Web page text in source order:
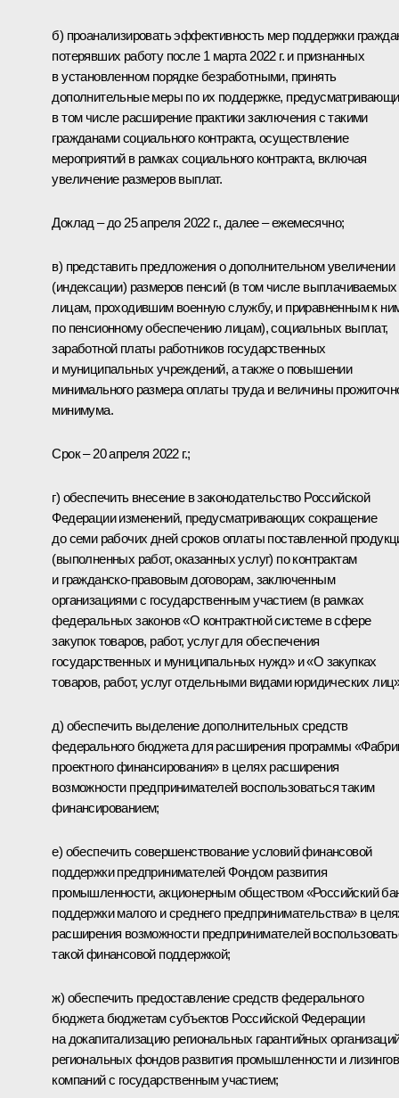
б) проанализировать эффективность мер поддержки
потерявших работу после 1 марта 2022 г. и признанных
в установленном порядке безработными, принять
дополнительные меры по их поддержке,
в том числе расширение практики заключения с такими
гражданами социального контракта, осуществление
мероприятий в рамках социального контракта, включая
увеличение размеров выплат.
Доклад – до 25 апреля 2022 г., далее – ежемесячно;
в) представить предложения о дополнительном увеличении
(индексации) размеров пенсий (в том числе выплачиваемых
лицам, проходившим военную службу, и приравненным к
по пенсионному обеспечению лицам), социальных выплат,
заработной платы работников государственных
и муниципальных учреждений, а также о повышении
минимального размера оплаты труда и величины
минимума.
Срок – 20 апреля 2022 г.;
г) обеспечить внесение в законодательство Российской
Федерации изменений, предусматривающих сокращение
до семи рабочих дней сроков оплаты поставленной
(выполненных работ, оказанных услуг) по контрактам
и гражданско-правовым договорам, заключенным
организациями с государственным участием (в рамках
федеральных законов «О контрактной системе в сфере
закупок товаров, работ, услуг для обеспечения
государственных и муниципальных нужд» и «О закупках
товаров, работ, услуг отдельными видами юридических
д) обеспечить выделение дополнительных средств
федерального бюджета для расширения программы
проектного финансирования» в целях расширения
возможности предпринимателей воспользоваться таким
финансированием;
е) обеспечить совершенствование условий финансовой
поддержки предпринимателей Фондом развития
промышленности, акционерным обществом «Российский
поддержки малого и среднего предпринимательства» в
расширения возможности предпринимателей
такой финансовой поддержкой;
ж) обеспечить предоставление средств федерального
бюджета бюджетам субъектов Российской Федерации
на докапитализацию региональных гарантийных
региональных фондов развития промышленности и
компаний с государственным участием;